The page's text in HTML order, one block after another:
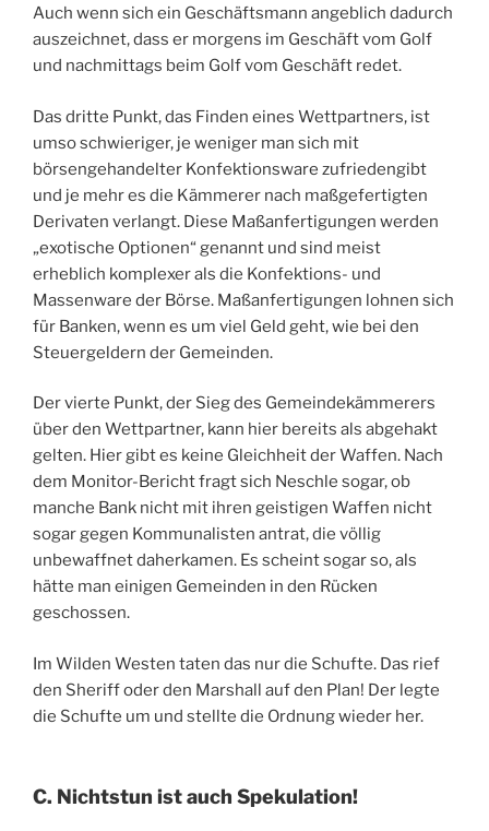
Auch wenn sich ein Geschäftsmann angeblich dadurch
auszeichnet, dass er morgens im Geschäft vom Golf
und nachmittags beim Golf vom Geschäft redet.
Das dritte Punkt, das Finden eines Wettpartners, ist
umso schwieriger, je weniger man sich mit
börsengehandelter Konfektionsware zufriedengibt
und je mehr es die Kämmerer nach maßgefertigten
Derivaten verlangt. Diese Maßanfertigungen werden
„exotische Optionen“ genannt und sind meist
erheblich komplexer als die Konfektions- und
Massenware der Börse. Maßanfertigungen lohnen sich
für Banken, wenn es um viel Geld geht, wie bei den
Steuergeldern der Gemeinden.
Der vierte Punkt, der Sieg des Gemeindekämmerers
über den Wettpartner, kann hier bereits als abgehakt
gelten. Hier gibt es keine Gleichheit der Waffen. Nach
dem Monitor-Bericht fragt sich Neschle sogar, ob
manche Bank nicht mit ihren geistigen Waffen nicht
sogar gegen Kommunalisten antrat, die völlig
unbewaffnet daherkamen. Es scheint sogar so, als
hätte man einigen Gemeinden in den Rücken
geschossen.
Im Wilden Westen taten das nur die Schufte. Das rief
den Sheriff oder den Marshall auf den Plan! Der legte
die Schufte um und stellte die Ordnung wieder her.
C. Nichtstun ist auch Spekulation!